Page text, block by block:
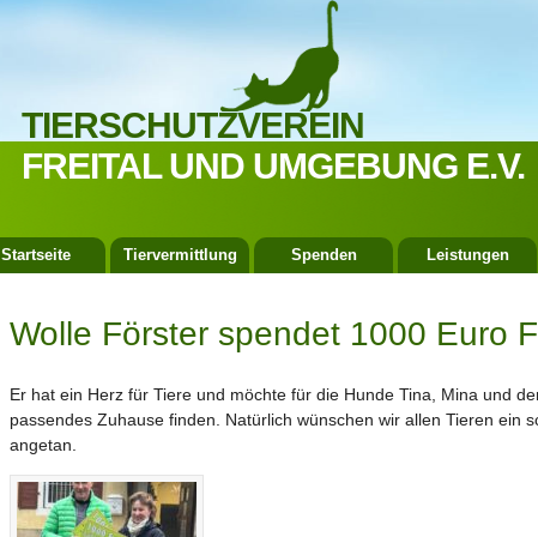
TIERSCHUTZVEREIN
FREITAL UND UMGEBUNG E.V.
Startseite Tiervermittlung Spenden Leistungen
Wolle Förster spendet 1000 Euro
Er hat ein Herz für Tiere und möchte für die Hunde Tina, Mina und
passendes Zuhause finden. Natürlich wünschen wir allen Tieren ein
angetan.